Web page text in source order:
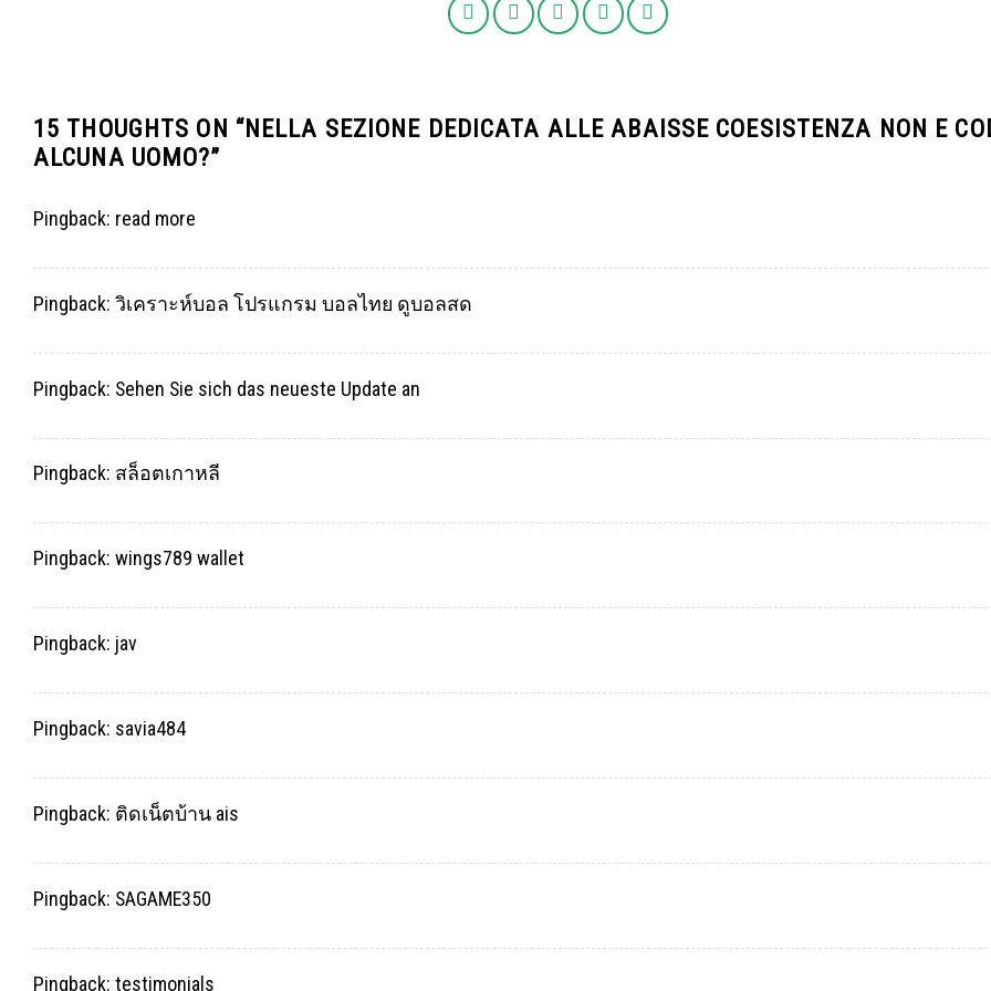
15 THOUGHTS ON “NELLA SEZIONE DEDICATA ALLE ABAISSE COESISTENZA NON E
ALCUNA UOMO?”
Pingback: read more
Pingback: วิเคราะห์บอล โปรแกรม บอลไทย ดูบอลสด
Pingback: Sehen Sie sich das neueste Update an
Pingback: สล็อตเกาหลี
Pingback: wings789 wallet
Pingback: jav
Pingback: savia484
Pingback: ติดเน็ตบ้าน ais
Pingback: SAGAME350
Pingback: testimonials